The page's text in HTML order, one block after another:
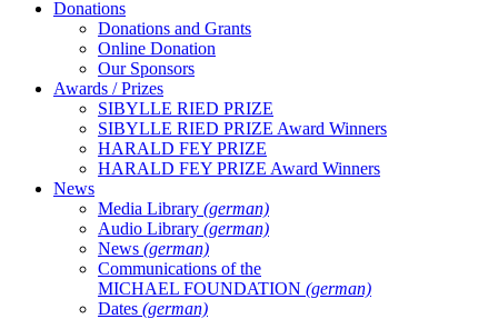
Donations
Donations and Grants
Online Donation
Our Sponsors
Awards / Prizes
SIBYLLE RIED PRIZE
SIBYLLE RIED PRIZE Award Winners
HARALD FEY PRIZE
HARALD FEY PRIZE Award Winners
News
Media Library (german)
Audio Library (german)
News (german)
Communications of the
MICHAEL FOUNDATION (german)
Dates (german)